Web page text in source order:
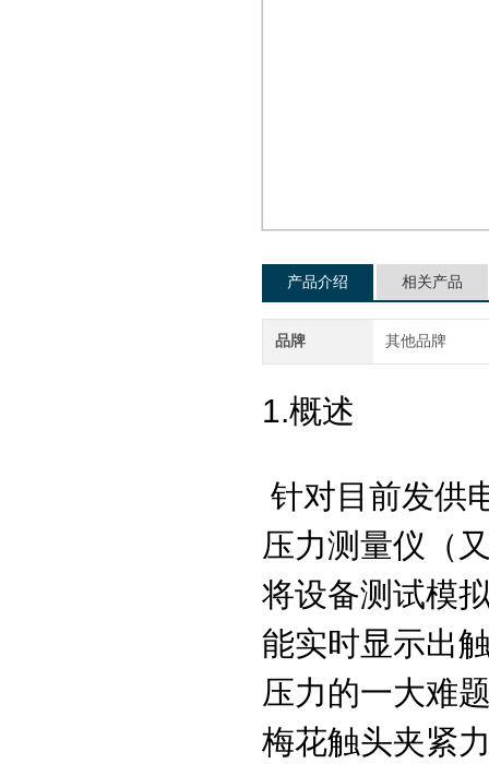
产品介绍 相关产品
品牌 其他品牌
1.概述
针对目前发供
压力测量仪（
将设备测试模
能实时显示出
压力的一大难
梅花触头夹紧